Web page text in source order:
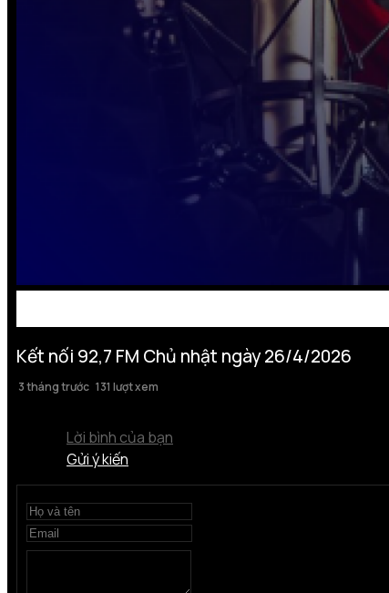
Kết nối 92,7 FM Chủ nhật ngày 26/4/2026
3 tháng trước 131 lượt xem
Lời bình của bạn
Gửi ý kiến